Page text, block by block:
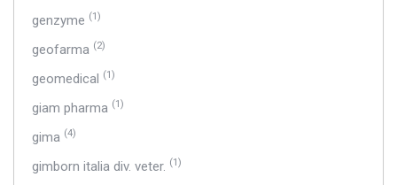
genzyme (1)
geofarma (2)
geomedical (1)
giam pharma (1)
gima (4)
gimborn italia div. veter. (1)